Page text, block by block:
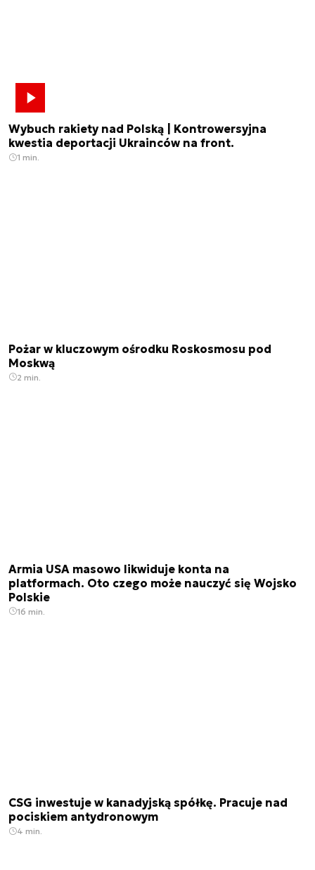
Wybuch rakiety nad Polską | Kontrowersyjna
kwestia deportacji Ukrainców na front.
1 min.
Pożar w kluczowym ośrodku Roskosmosu pod
Moskwą
2 min.
Armia USA masowo likwiduje konta na
platformach. Oto czego może nauczyć się Wojsko
Polskie
16 min.
CSG inwestuje w kanadyjską spółkę. Pracuje nad
pociskiem antydronowym
4 min.